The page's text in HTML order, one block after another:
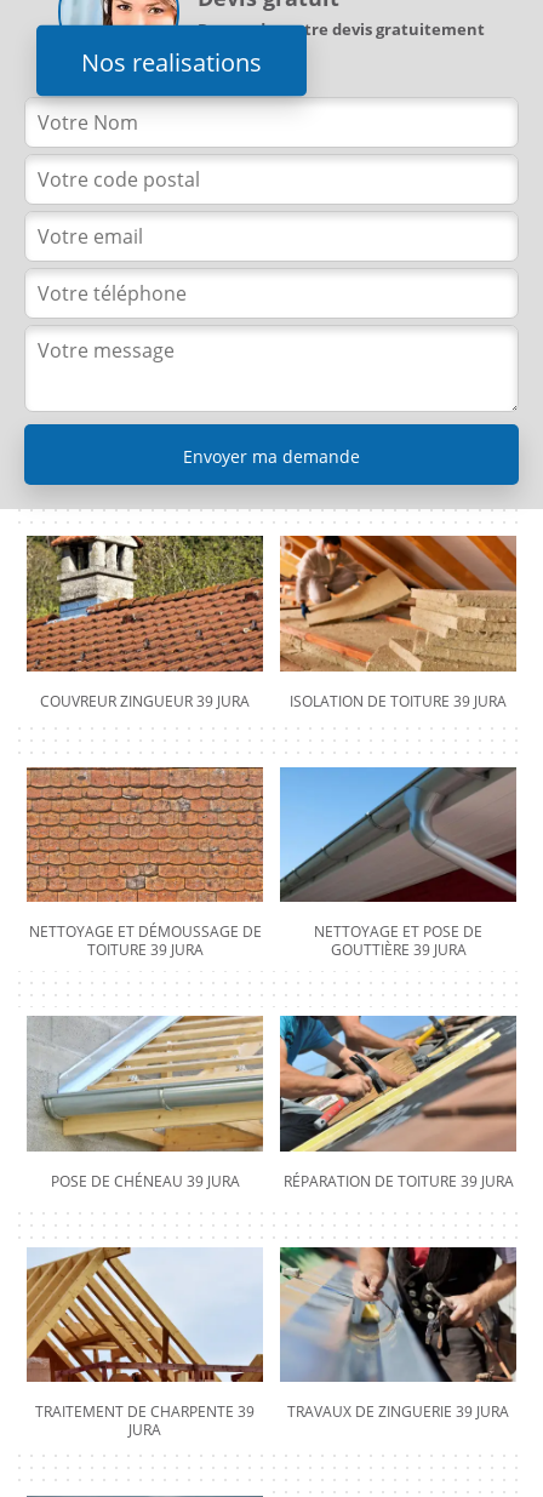
Nos realisations
Demandez votre devis gratuitement
COUVREUR ZINGUEUR 39 JURA ISOLATION DE TOITURE 39 JURA
NETTOYAGE ET DÉMOUSSAGE DE
TOITURE 39 JURA
NETTOYAGE ET POSE DE
GOUTTIÈRE 39 JURA
POSE DE CHÉNEAU 39 JURA RÉPARATION DE TOITURE 39 JURA
TRAITEMENT DE CHARPENTE 39
JURA
TRAVAUX DE ZINGUERIE 39 JURA